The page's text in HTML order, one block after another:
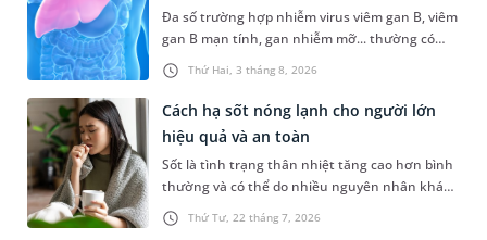
Thứ Hai, 3 tháng 8, 2026
Đa số trường hợp nhiễm virus viêm gan B, viêm
gan B mạn tính, gan nhiễm mỡ... thường có
dấu hiệu mờ nhạt, hoặc không có dấu hiệu.
Đây có thể là con đường dẫn đến xơ gan, ung
thư gan nếu không được phát hiện và điều trị
kịp thời. Hưởng ứng Ngày Viêm gan Thế giới
(28/7) với thông điệp "Bảo vệ lá gan khỏe
mạnh", Hệ thống Y tế MEDLATEC triển khai
chương trình ưu đãi đặc biệt, diễn ra từ nay
đến ngày 15/8/2026 tại hệ thống khám chữa
Thứ Tư, 22 tháng 7, 2026
Cách hạ sốt nóng lạnh cho người lớn
hiệu quả và an toàn
Sốt là tình trạng thân nhiệt tăng cao hơn bình
thường và có thể do nhiều nguyên nhân khác
nhau gây ra. Ở nhiều trường hợp người bị sốt
có thể gặp phải những vấn đề nghiêm trọng